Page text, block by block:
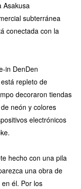
Asakusa
subterránea
conectada con la
in DenDen
repleto de
decoraron tiendas
neón y colores
electrónicos
hecho con una pila
una obra de
él. Por los